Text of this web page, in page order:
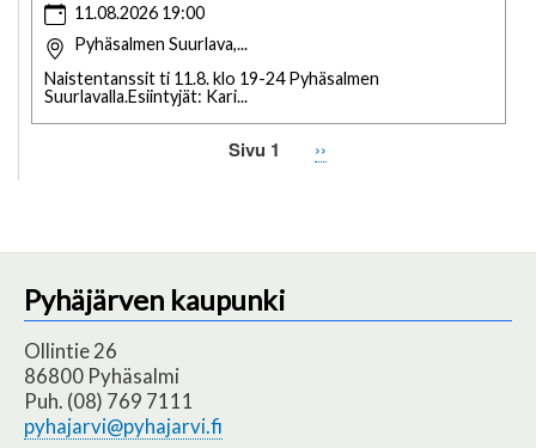
11.08.2026 19:00
Pyhäsalmen Suurlava,...
Naistentanssit ti 11.8. klo 19-24 Pyhäsalmen
Suurlavalla.Esiintyjät: Kari...
Sivu 1
Seuraava
››
Pyhäjärven kaupunki
Ollintie 26
86800 Pyhäsalmi
Puh. (08) 769 7111
pyhajarvi@pyhajarvi.fi